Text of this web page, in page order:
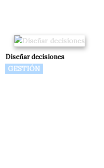
Diseñar decisiones
GESTIÓN